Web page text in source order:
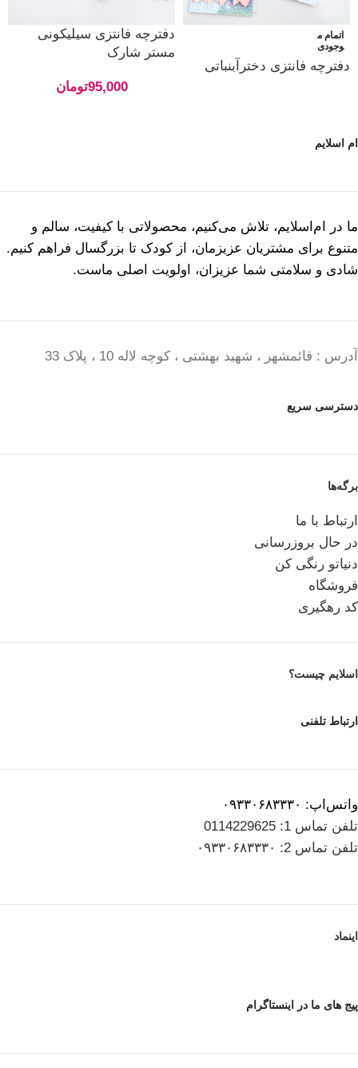
اتمام م
وجودی
دفترچه فانتزی دخترآبنباتی
دفترچه فانتزی سیلیکونی
مستر شارک
95,000تومان
ام اسلایم
ما در ام‌اسلایم، تلاش می‌کنیم، محصولاتی با کیفیت، سالم و
متنوع برای مشتریان عزیزمان، از کودک تا بزرگسال فراهم کنیم.
شادی و سلامتی شما عزیزان، اولویت اصلی ماست.
آدرس : قائمشهر ، شهید بهشتی ، کوچه لاله 10 ، پلاک 33
دسترسی سریع
برگه‌ها
ارتباط با ما
در حال بروزرسانی
دنیاتو رنگی کن
فروشگاه
کد رهگیری
اسلایم چیست؟
ارتباط تلفنی
واتس‌اپ: ۰۹۳۳۰۶۸۳۳۳۰
تلفن تماس 1: 0114229625
تلفن تماس 2: ۰۹۳۳۰۶۸۳۳۳۰
اینماد
پیج های ما در اینستاگرام